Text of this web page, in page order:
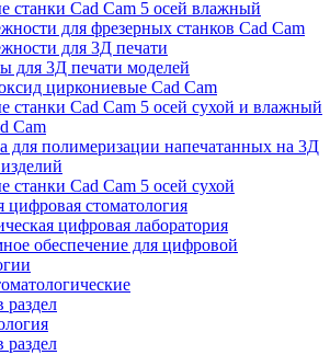
станки Cad Cam 5 осей влажный
для фрезерных станков Cad Cam
для 3Д печати
для 3Д печати моделей
циркониевые Cad Cam
станки Cad Cam 5 осей сухой и влажный
Cam
для полимеризации напечатанных на 3Д
станки Cad Cam 5 осей сухой
цифровая стоматология
цифровая лаборатория
обеспечение для цифровой
раздел
раздел